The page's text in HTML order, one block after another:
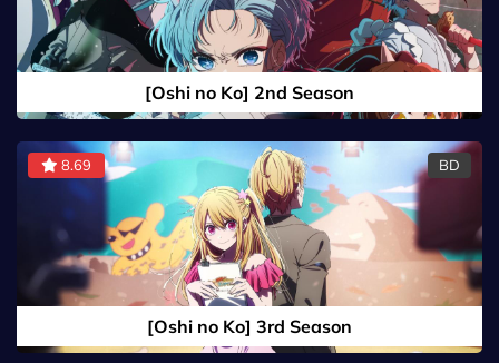
[Oshi no Ko] 2nd Season
8.69 BD
[Oshi no Ko] 3rd Season